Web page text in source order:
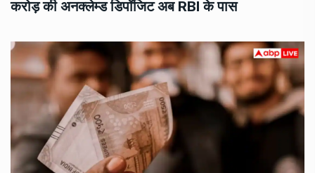
करोड़ की अनक्लेम्ड डिपॉजिट अब RBI के पास